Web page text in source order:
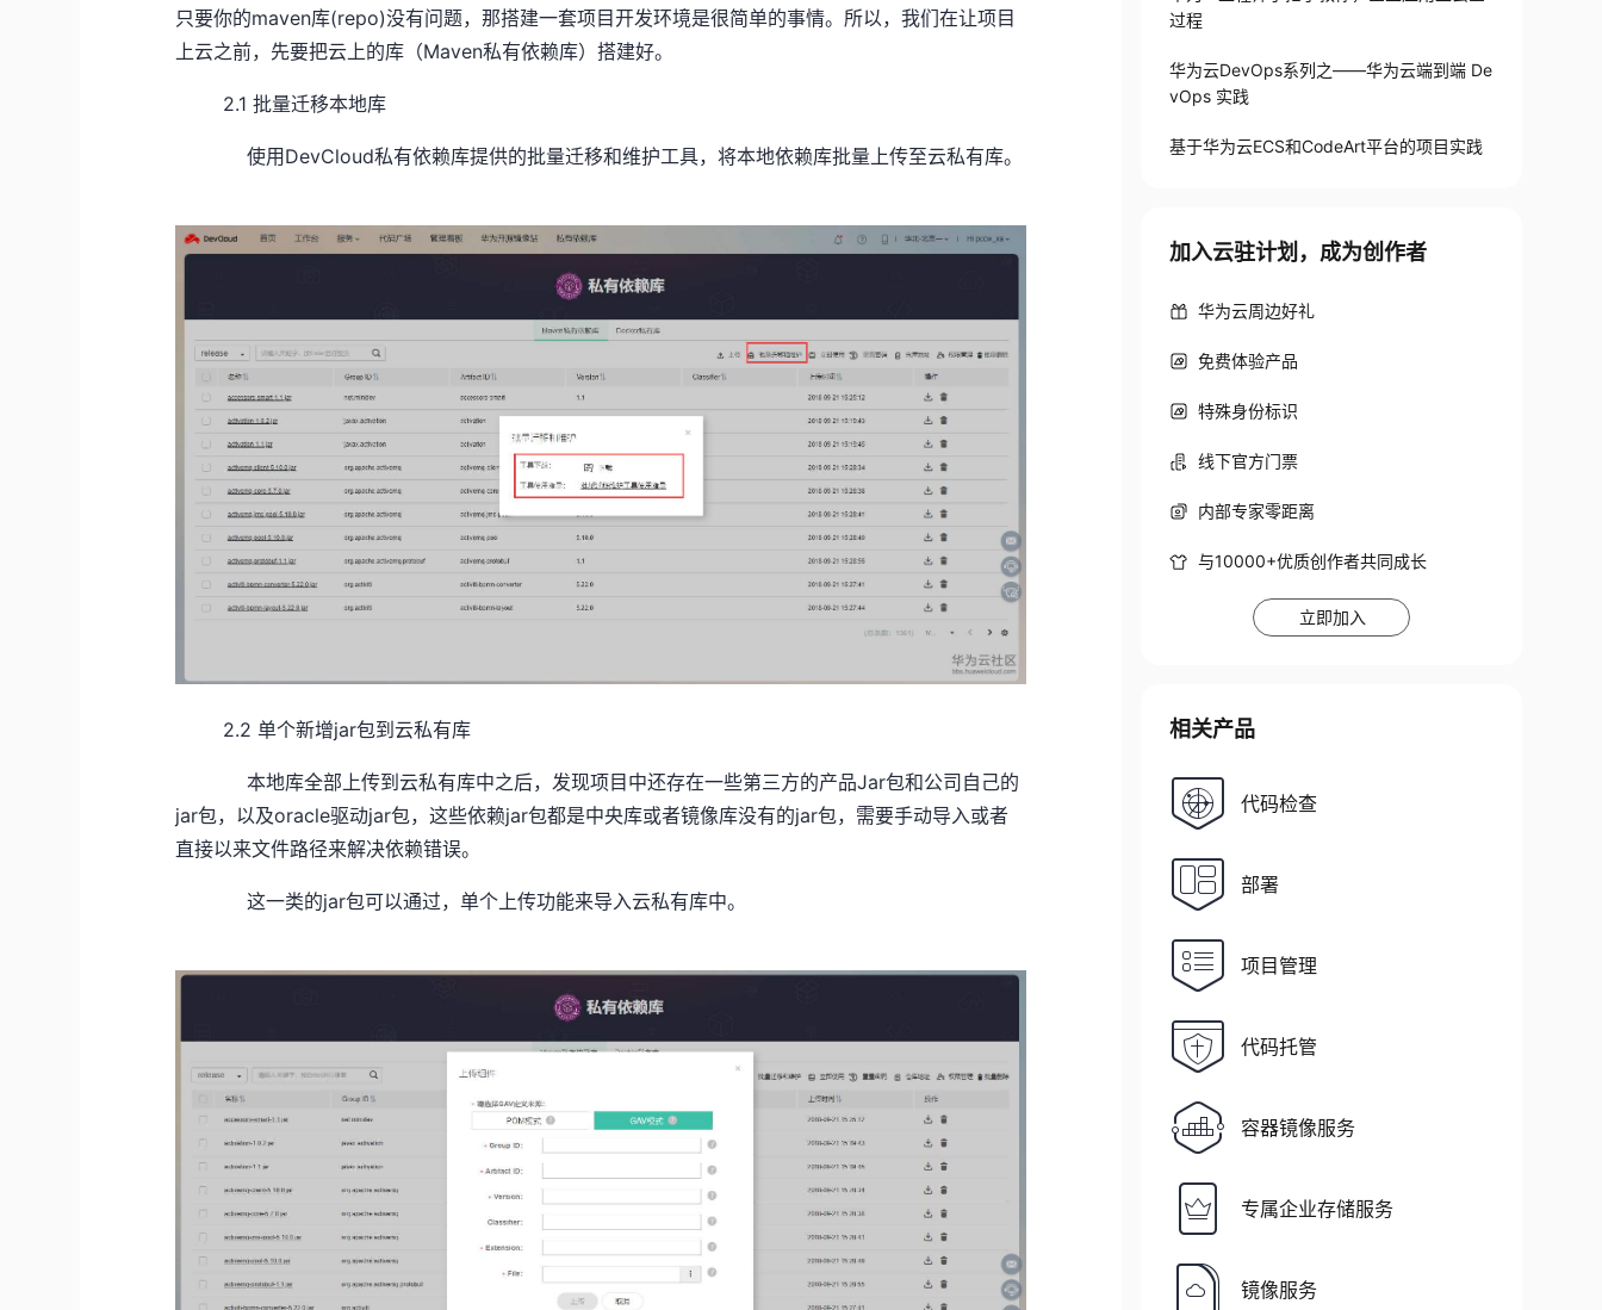
只要你的maven库(repo)没有问题，那搭建一套项目开发环境是很简单的事情。所以，我们在让项目
上云之前，先要把云上的库（Maven私有依赖库）搭建好。
2.1 批量迁移本地库
使用DevCloud私有依赖库提供的批量迁移和维护工具，将本地依赖库批量上传至云私有库。
2.2 单个新增jar包到云私有库
本地库全部上传到云私有库中之后，发现项目中还存在一些第三方的产品Jar包和公司自己的
jar包，以及oracle驱动jar包，这些依赖jar包都是中央库或者镜像库没有的jar包，需要手动导入或者
直接以来文件路径来解决依赖错误。
这一类的jar包可以通过，单个上传功能来导入云私有库中。
过程
华为云DevOps系列之——华为云端到端 De
vOps 实践
基于华为云ECS和CodeArt平台的项目实践
加入云驻计划，成为创作者
华为云周边好礼
免费体验产品
特殊身份标识
线下官方门票
内部专家零距离
与10000+优质创作者共同成长
立即加入
相关产品
代码检查
部署
项目管理
代码托管
容器镜像服务
专属企业存储服务
镜像服务